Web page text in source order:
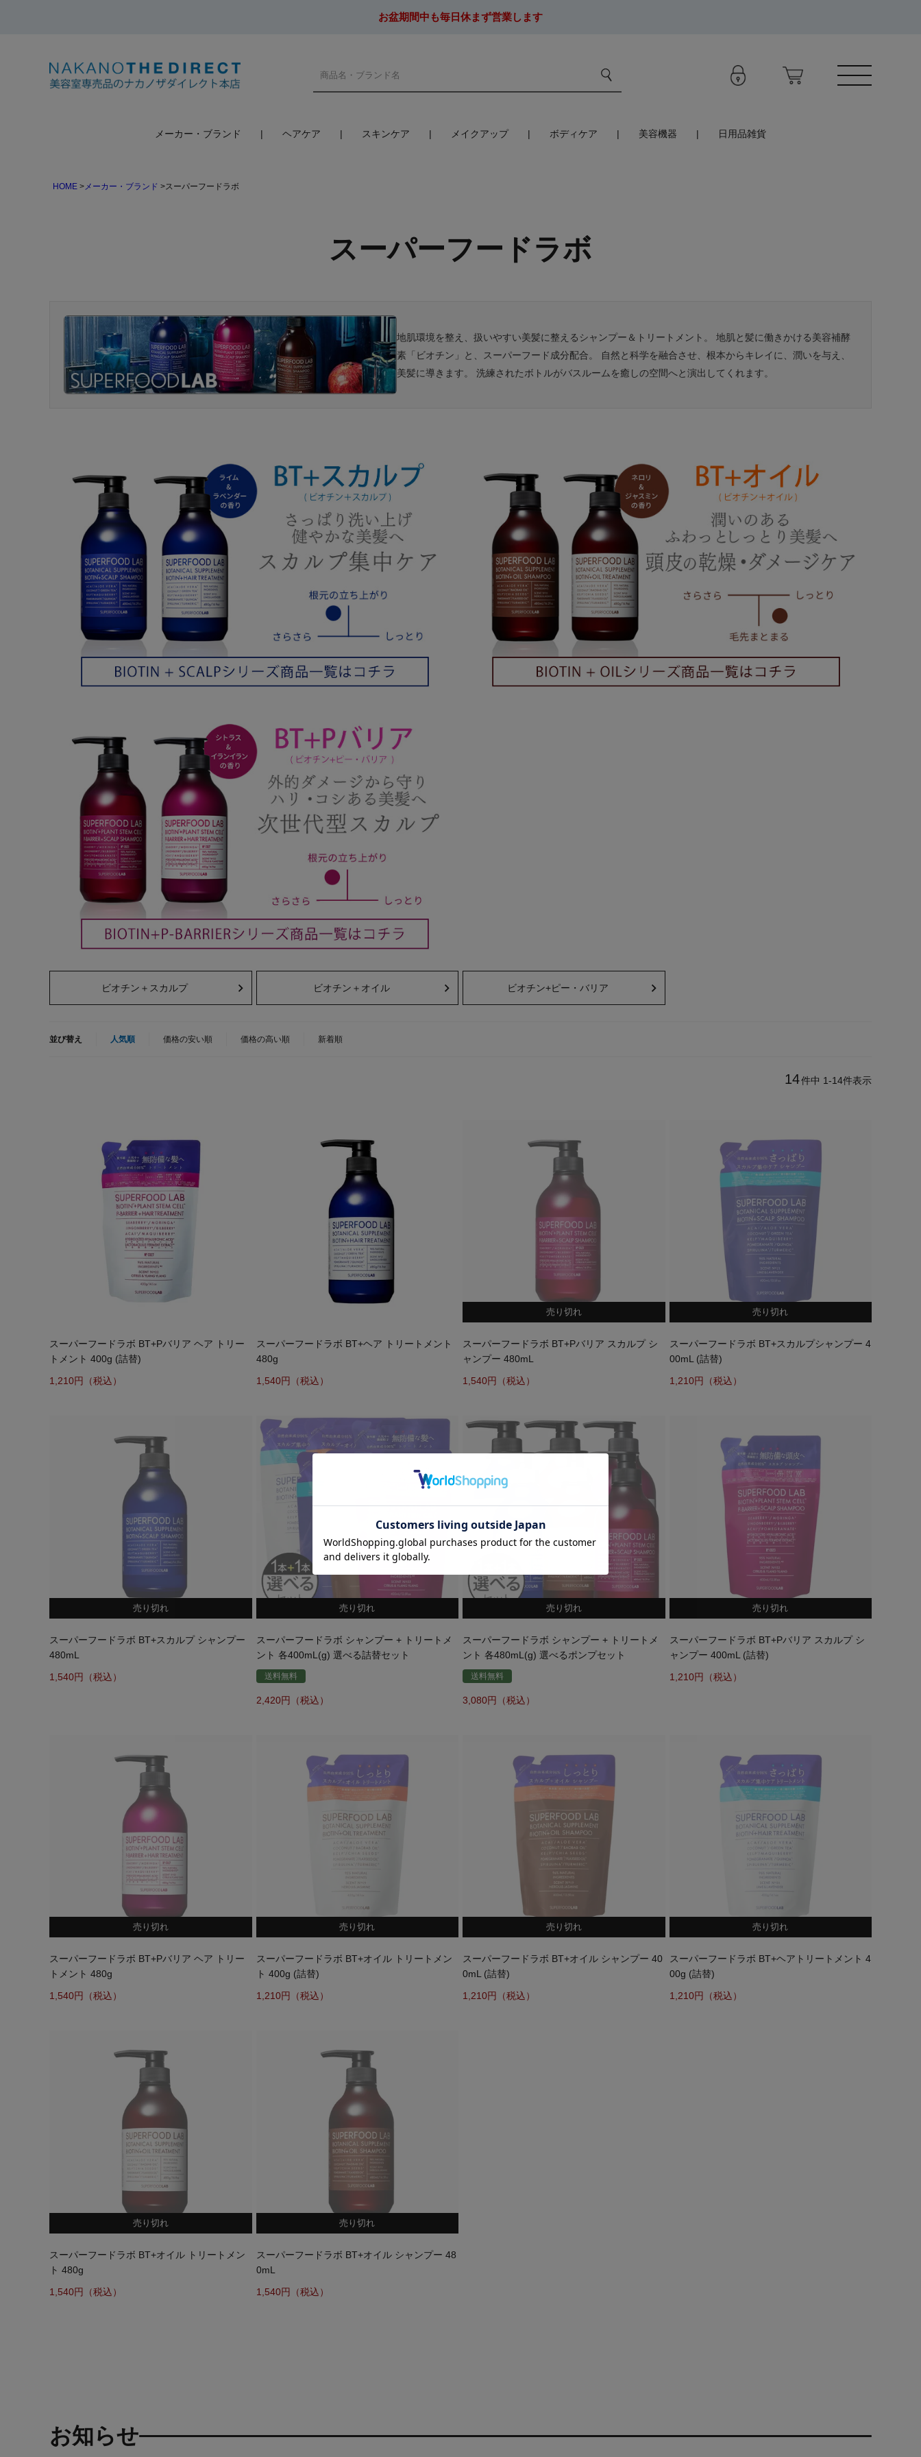
お盆期間中も毎日休まず営業します
メーカー・ブランド ヘアケア スキンケア メイクアップ ボディケア 美容機器 日用品雑貨
HOME メーカー・ブランド スーパーフードラボ
スーパーフードラボ
地肌環境を整え、扱いやすい美髪に整えるシャンプー＆トリートメント。 地肌と髪に働きかける美容補酵
素「ビオチン」と、スーパーフード成分配合。 自然と科学を融合させ、根本からキレイに、潤いを与え、
美髪に導きます。 洗練されたボトルがバスルームを癒しの空間へと演出してくれます。
ビオチン＋スカルプ ビオチン＋オイル ビオチン+ピー・バリア
並び替え 人気順 価格の安い順 価格の高い順 新着順
14件中 1-14件表示
スーパーフードラボ BT+Pバリア ヘア トリー
トメント 400g (詰替)
1,210
スーパーフードラボ BT+ヘア トリートメント
480g
1,540
売り切れ
スーパーフードラボ BT+Pバリア スカルプ シ
ャンプー 480mL
1,540
売り切れ
スーパーフードラボ BT+スカルプシャンプー 4
00mL (詰替)
1,210
売り切れ
スーパーフードラボ BT+スカルプ シャンプー
480mL
1,540
売り切れ
スーパーフードラボ シャンプー + トリートメ
ント 各400mL(g) 選べる詰替セット
送料無料
2,420
売り切れ
スーパーフードラボ シャンプー + トリートメ
ント 各480mL(g) 選べるポンプセット
送料無料
3,080
売り切れ
スーパーフードラボ BT+Pバリア スカルプ シ
ャンプー 400mL (詰替)
1,210
売り切れ
スーパーフードラボ BT+Pバリア ヘア トリー
トメント 480g
1,540
売り切れ
スーパーフードラボ BT+オイル トリートメン
ト 400g (詰替)
1,210
売り切れ
スーパーフードラボ BT+オイル シャンプー 40
0mL (詰替)
1,210
売り切れ
スーパーフードラボ BT+ヘアトリートメント 4
00g (詰替)
1,210
売り切れ
スーパーフードラボ BT+オイル トリートメン
ト 480g
1,540
売り切れ
スーパーフードラボ BT+オイル シャンプー 48
0mL
1,540
お知らせ